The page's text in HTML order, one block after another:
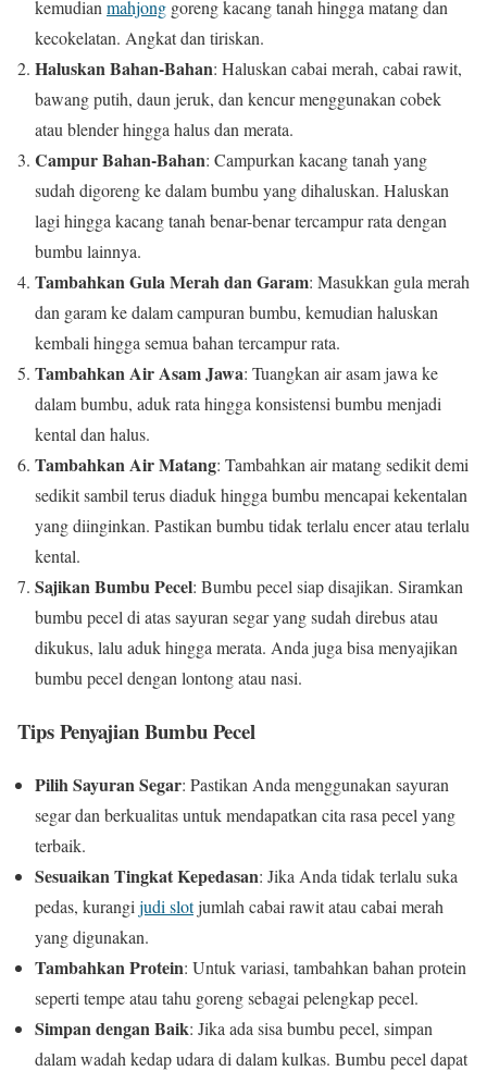
kemudianmahjong goreng kacang tanah hingga matang dan
kecokelatan. Angkat dan tiriskan.
Haluskan Bahan-Bahan: Haluskan cabai merah, cabai rawit,
bawang putih, daun jeruk, dan kencur menggunakan cobek
atau blender hingga halus dan merata.
Campur Bahan-Bahan: Campurkan kacang tanah yang
sudah digoreng ke dalam bumbu yang dihaluskan. Haluskan
lagi hingga kacang tanah benar-benar tercampur rata dengan
bumbu lainnya.
Tambahkan Gula Merah dan Garam: Masukkan gula merah
dan garam ke dalam campuran bumbu, kemudian haluskan
kembali hingga semua bahan tercampur rata.
Tambahkan Air Asam Jawa: Tuangkan air asam jawa ke
dalam bumbu, aduk rata hingga konsistensi bumbu menjadi
kental dan halus.
Tambahkan Air Matang: Tambahkan air matang sedikit demi
sedikit sambil terus diaduk hingga bumbu mencapai kekentalan
yang diinginkan. Pastikan bumbu tidak terlalu encer atau terlalu
kental.
Sajikan Bumbu Pecel: Bumbu pecel siap disajikan. Siramkan
bumbu pecel di atas sayuran segar yang sudah direbus atau
dikukus, lalu aduk hingga merata. Anda juga bisa menyajikan
bumbu pecel dengan lontong atau nasi.
Tips Penyajian Bumbu Pecel
Pilih Sayuran Segar: Pastikan Anda menggunakan sayuran
segar dan berkualitas untuk mendapatkan cita rasa pecel yang
terbaik.
Sesuaikan Tingkat Kepedasan: Jika Anda tidak terlalu suka
pedas, kurangi judi slotjumlah cabai rawit atau cabai merah
yang digunakan.
Tambahkan Protein: Untuk variasi, tambahkan bahan protein
seperti tempe atau tahu goreng sebagai pelengkap pecel.
Simpan dengan Baik: Jika ada sisa bumbu pecel, simpan
dalam wadah kedap udara di dalam kulkas. Bumbu pecel dapat